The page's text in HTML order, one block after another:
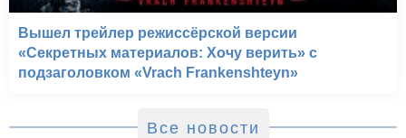
Вышел трейлер режиссёрской версии
«Секретных материалов: Хочу верить» с
подзаголовком «Vrach Frankenshteyn»
Все новости